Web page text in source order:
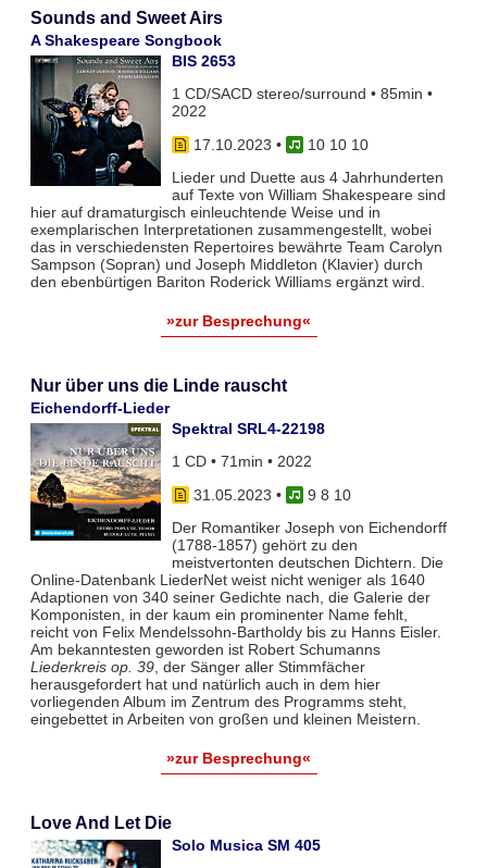
Sounds and Sweet Airs
A Shakespeare Songbook
BIS 2653
1 CD/SACD stereo/surround • 85min •
2022
17.10.2023 •
10 10 10
Lieder und Duette aus 4 Jahrhunderten
auf Texte von William Shakespeare sind
hier auf dramaturgisch einleuchtende Weise und in
exemplarischen Interpretationen zusammengestellt, wobei
das in verschiedensten Repertoires bewährte Team Carolyn
Sampson (Sopran) und Joseph Middleton (Klavier) durch
den ebenbürtigen Bariton Roderick Williams ergänzt wird.
»zur Besprechung«
Nur über uns die Linde rauscht
Eichendorff-Lieder
Spektral SRL4-22198
1 CD • 71min • 2022
31.05.2023 •
9 8 10
Der Romantiker Joseph von Eichendorff
(1788-1857) gehört zu den
meistvertonten deutschen Dichtern. Die
Online-Datenbank LiederNet weist nicht weniger als 1640
Adaptionen von 340 seiner Gedichte nach, die Galerie der
Komponisten, in der kaum ein prominenter Name fehlt,
reicht von Felix Mendelssohn-Bartholdy bis zu Hanns Eisler.
Am bekanntesten geworden ist Robert Schumanns
Liederkreis op. 39, der Sänger aller Stimmfächer
herausgefordert hat und natürlich auch in dem hier
vorliegenden Album im Zentrum des Programms steht,
eingebettet in Arbeiten von großen und kleinen Meistern.
»zur Besprechung«
Love And Let Die
Solo Musica SM 405